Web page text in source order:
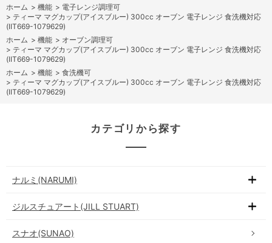
ホーム > 機能 > 電子レンジ調理可
> ティーマ マグカップ(アイスブルー) 300cc オーブン 電子レンジ 食洗機対応
(IIT669-1079629)
ホーム > 機能 > オーブン調理可
> ティーマ マグカップ(アイスブルー) 300cc オーブン 電子レンジ 食洗機対応
(IIT669-1079629)
ホーム > 機能 > 食洗機可
> ティーマ マグカップ(アイスブルー) 300cc オーブン 電子レンジ 食洗機対応
(IIT669-1079629)
カテゴリから探す
ナルミ(NARUMI)
ジルスチュアート(JILL STUART)
スナオ(SUNAO)